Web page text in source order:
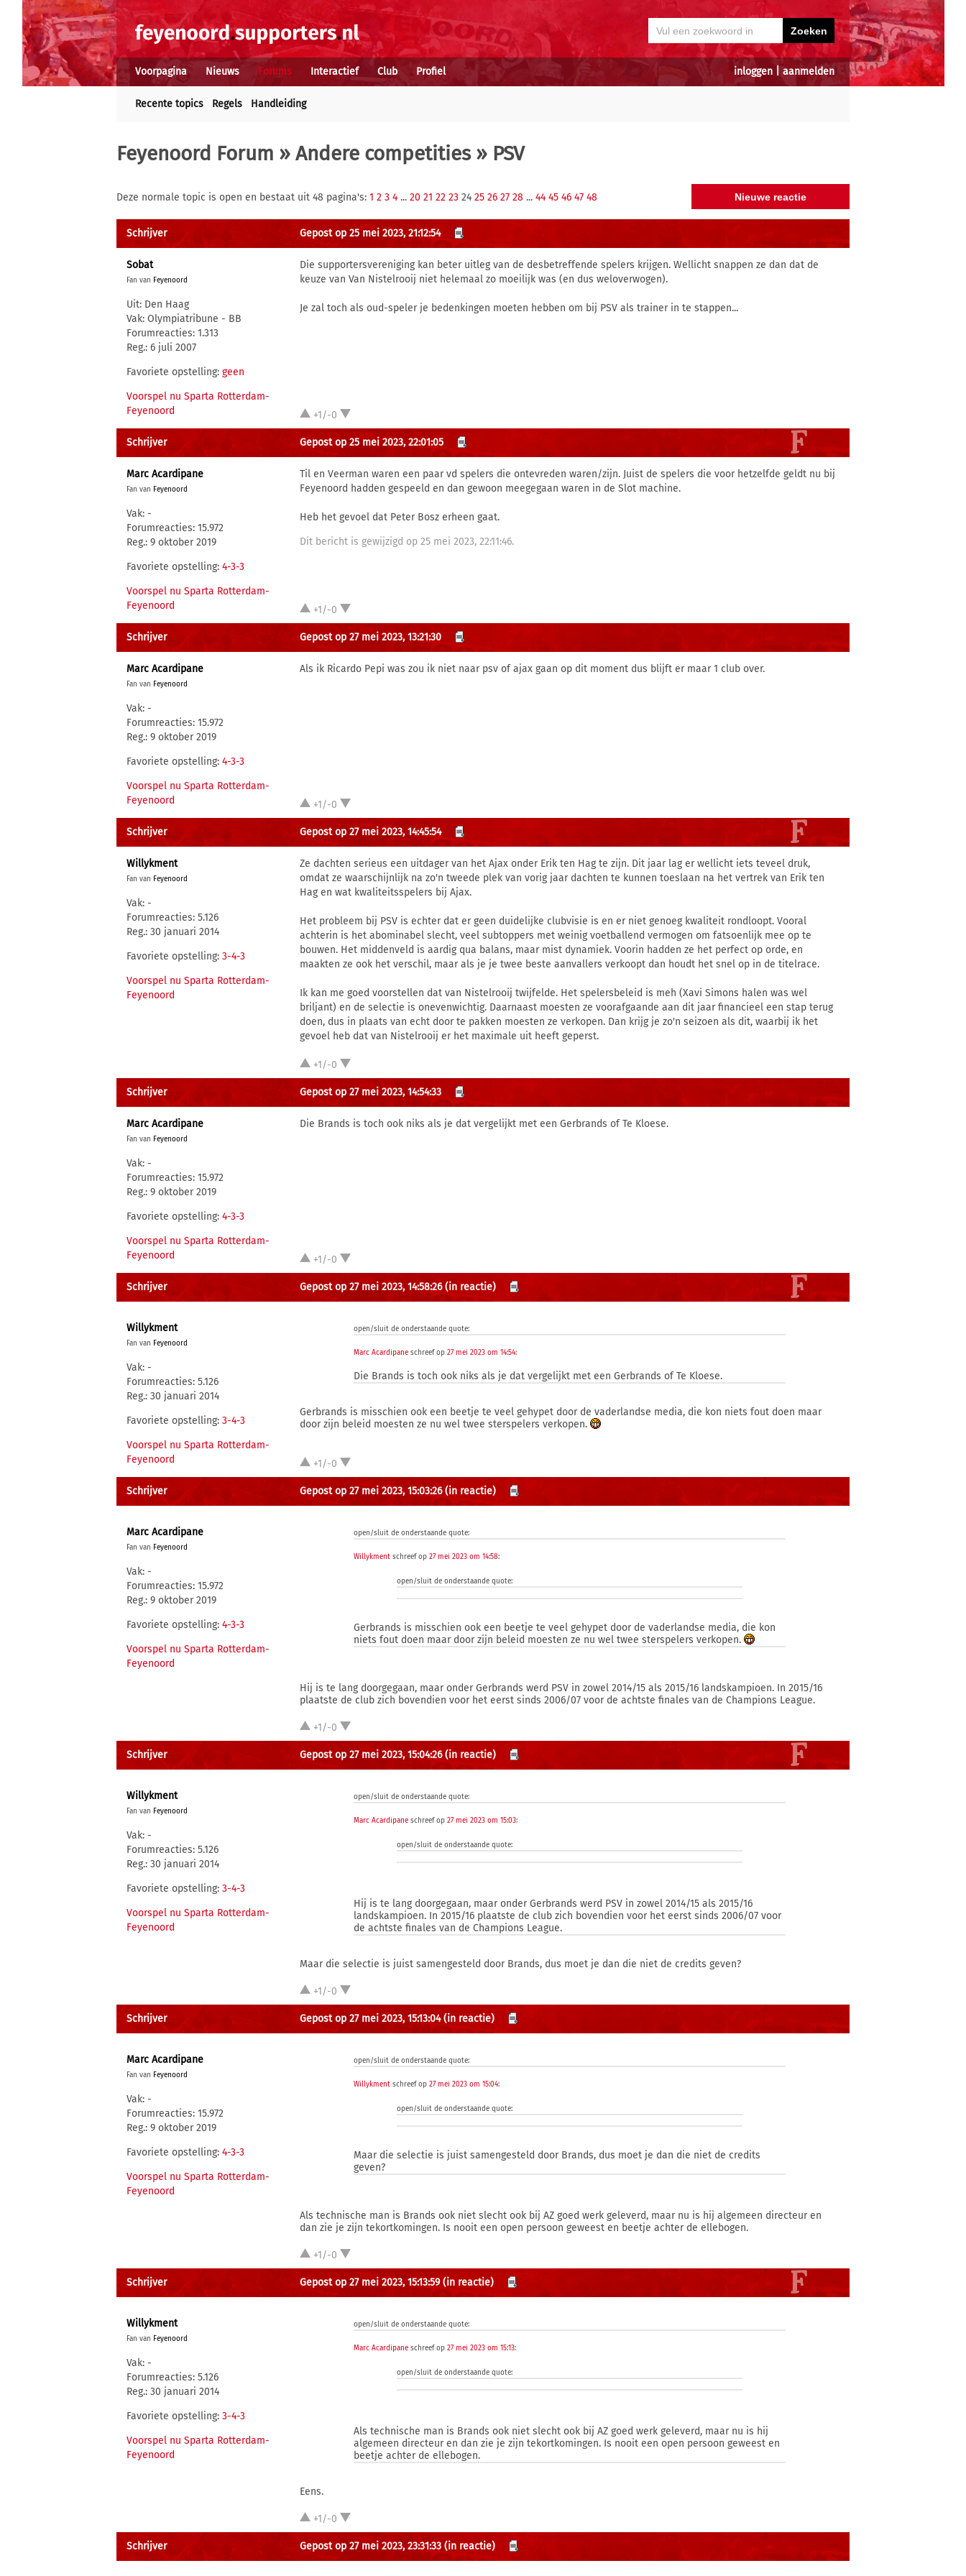
inloggen aanmelden
Voorpagina Nieuws Forums Interactief Club Profiel
Recente topics Regels Handleiding
Feyenoord Forum » Andere competities» PSV
Deze normale topic is open en bestaat uit 48 pagina's: 1 2 3 4 ... 20 21 22 23 24 25 26 27 28 ... 44 45 46 47 48
Schrijver Gepost op 25 mei 2023, 21:12:54
Sobat
Fan van Feyenoord
Uit: Den Haag
Vak: Olympiatribune - BB
Forumreacties: 1.313
Reg.: 6 juli 2007
Favoriete opstelling: geen
Voorspel nu Sparta Rotterdam-
Feyenoord
Die supportersvereniging kan beter uitleg van de desbetreffende spelers krijgen. Wellicht snappen ze dan dat de
keuze van Van Nistelrooij niet helemaal zo moeilijk was (en dus weloverwogen).
Je zal toch als oud-speler je bedenkingen moeten hebben om bij PSV als trainer in te stappen...
+1/-0
Schrijver Gepost op 25 mei 2023, 22:01:05
Marc Acardipane
Fan van Feyenoord
Vak: -
Forumreacties: 15.972
Reg.: 9 oktober 2019
Favoriete opstelling: 4-3-3
Voorspel nu Sparta Rotterdam-
Feyenoord
Til en Veerman waren een paar vd spelers die ontevreden waren/zijn. Juist de spelers die voor hetzelfde geldt nu bij
Feyenoord hadden gespeeld en dan gewoon meegegaan waren in de Slot machine.
Heb het gevoel dat Peter Bosz erheen gaat.
Dit bericht is gewijzigd op 25 mei 2023, 22:11:46.
+1/-0
Schrijver Gepost op 27 mei 2023, 13:21:30
Marc Acardipane
Fan van Feyenoord
Vak: -
Forumreacties: 15.972
Reg.: 9 oktober 2019
Favoriete opstelling: 4-3-3
Voorspel nu Sparta Rotterdam-
Feyenoord
Als ik Ricardo Pepi was zou ik niet naar psv of ajax gaan op dit moment dus blijft er maar 1 club over.
+1/-0
Schrijver Gepost op 27 mei 2023, 14:45:54
Willykment
Fan van Feyenoord
Vak: -
Forumreacties: 5.126
Reg.: 30 januari 2014
Favoriete opstelling: 3-4-3
Voorspel nu Sparta Rotterdam-
Feyenoord
Ze dachten serieus een uitdager van het Ajax onder Erik ten Hag te zijn. Dit jaar lag er wellicht iets teveel druk,
omdat ze waarschijnlijk na zo'n tweede plek van vorig jaar dachten te kunnen toeslaan na het vertrek van Erik ten
Hag en wat kwaliteitsspelers bij Ajax.
Het probleem bij PSV is echter dat er geen duidelijke clubvisie is en er niet genoeg kwaliteit rondloopt. Vooral
achterin is het abominabel slecht, veel subtoppers met weinig voetballend vermogen om fatsoenlijk mee op te
bouwen. Het middenveld is aardig qua balans, maar mist dynamiek. Voorin hadden ze het perfect op orde, en
maakten ze ook het verschil, maar als je je twee beste aanvallers verkoopt dan houdt het snel op in de titelrace.
Ik kan me goed voorstellen dat van Nistelrooij twijfelde. Het spelersbeleid is meh (Xavi Simons halen was wel
briljant) en de selectie is onevenwichtig. Daarnaast moesten ze voorafgaande aan dit jaar financieel een stap terug
doen, dus in plaats van echt door te pakken moesten ze verkopen. Dan krijg je zo'n seizoen als dit, waarbij ik het
gevoel heb dat van Nistelrooij er het maximale uit heeft geperst.
+1/-0
Schrijver Gepost op 27 mei 2023, 14:54:33
Marc Acardipane
Fan van Feyenoord
Vak: -
Forumreacties: 15.972
Reg.: 9 oktober 2019
Favoriete opstelling: 4-3-3
Voorspel nu Sparta Rotterdam-
Feyenoord
Die Brands is toch ook niks als je dat vergelijkt met een Gerbrands of Te Kloese.
+1/-0
Schrijver Gepost op 27 mei 2023, 14:58:26 (in reactie)
Willykment
Fan van Feyenoord
Vak: -
Forumreacties: 5.126
Reg.: 30 januari 2014
Favoriete opstelling: 3-4-3
Voorspel nu Sparta Rotterdam-
Feyenoord
open/sluit de onderstaande quote:
Marc Acardipane schreef op27 mei 2023 om 14:54:
Die Brands is toch ook niks als je dat vergelijkt met een Gerbrands of Te Kloese.
Gerbrands is misschien ook een beetje te veel gehypet door de vaderlandse media, die kon niets fout doen maar
door zijn beleid moesten ze nu wel twee sterspelers verkopen.
+1/-0
Schrijver Gepost op 27 mei 2023, 15:03:26 (in reactie)
Marc Acardipane
Fan van Feyenoord
Vak: -
Forumreacties: 15.972
Reg.: 9 oktober 2019
Favoriete opstelling: 4-3-3
Voorspel nu Sparta Rotterdam-
Feyenoord
open/sluit de onderstaande quote:
Willykment schreef op27 mei 2023 om 14:58:
open/sluit de onderstaande quote:
Gerbrands is misschien ook een beetje te veel gehypet door de vaderlandse media, die kon
niets fout doen maar door zijn beleid moesten ze nu wel twee sterspelers verkopen.
Hij is te lang doorgegaan, maar onder Gerbrands werd PSV in zowel 2014/15 als 2015/16 landskampioen. In 2015/16
plaatste de club zich bovendien voor het eerst sinds 2006/07 voor de achtste finales van de Champions League.
+1/-0
Schrijver Gepost op 27 mei 2023, 15:04:26 (in reactie)
Willykment
Fan van Feyenoord
Vak: -
Forumreacties: 5.126
Reg.: 30 januari 2014
Favoriete opstelling: 3-4-3
Voorspel nu Sparta Rotterdam-
Feyenoord
open/sluit de onderstaande quote:
Marc Acardipane schreef op27 mei 2023 om 15:03:
open/sluit de onderstaande quote:
Hij is te lang doorgegaan, maar onder Gerbrands werd PSV in zowel 2014/15 als 2015/16
landskampioen. In 2015/16 plaatste de club zich bovendien voor het eerst sinds 2006/07 voor
de achtste finales van de Champions League.
Maar die selectie is juist samengesteld door Brands, dus moet je dan die niet de credits geven?
+1/-0
Schrijver Gepost op 27 mei 2023, 15:13:04 (in reactie)
Marc Acardipane
Fan van Feyenoord
Vak: -
Forumreacties: 15.972
Reg.: 9 oktober 2019
Favoriete opstelling: 4-3-3
Voorspel nu Sparta Rotterdam-
Feyenoord
open/sluit de onderstaande quote:
Willykment schreef op27 mei 2023 om 15:04:
open/sluit de onderstaande quote:
Maar die selectie is juist samengesteld door Brands, dus moet je dan die niet de credits
geven?
Als technische man is Brands ook niet slecht ook bij AZ goed werk geleverd, maar nu is hij algemeen directeur en
dan zie je zijn tekortkomingen. Is nooit een open persoon geweest en beetje achter de ellebogen.
+1/-0
Schrijver Gepost op 27 mei 2023, 15:13:59 (in reactie)
Willykment
Fan van Feyenoord
Vak: -
Forumreacties: 5.126
Reg.: 30 januari 2014
Favoriete opstelling: 3-4-3
Voorspel nu Sparta Rotterdam-
Feyenoord
open/sluit de onderstaande quote:
Marc Acardipane schreef op27 mei 2023 om 15:13:
open/sluit de onderstaande quote:
Als technische man is Brands ook niet slecht ook bij AZ goed werk geleverd, maar nu is hij
algemeen directeur en dan zie je zijn tekortkomingen. Is nooit een open persoon geweest en
beetje achter de ellebogen.
Eens.
+1/-0
Schrijver Gepost op 27 mei 2023, 23:31:33 (in reactie)